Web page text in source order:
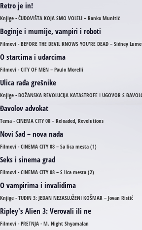
Scena
Arhive
Retro je in!
Knjige - ČUDOVIŠTA KOJA SMO VOLELI – Ranko Munitić
Boginje i mumije, vampiri i roboti
Filmovi - BEFORE THE DEVIL KNOWS YOU'RE DEAD – Sidney
O starcima i udarcima
Filmovi - CITY OF MEN – Paulo Morelli
Ulica rađa grešnike
Knjige - BOŽANSKA REVOLUCIJA KATASTROFE I UGOVOR S
Đavolov advokat
Tema - CINEMA CITY 08 – Reloaded, Revolutions
Novi Sad – nova nada
Filmovi - CINEMA CITY 08 – Sa lica mesta (1)
Seks i sinema grad
Filmovi - CINEMA CITY 08 – S lica mesta (2)
O vampirima i invalidima
Knjige - TUĐIN 3: JEDAN NEZASLUŽENI KOŠMAR – Jovan Ristić
Ripley's Alien 3: Verovali ili ne
Filmovi - PRETNJA - M. Night Shyamalan